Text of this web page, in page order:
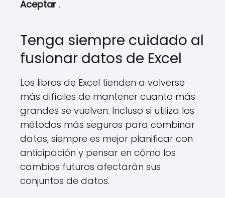
Aceptar .
Tenga siempre cuidado al
fusionar datos de Excel
Los libros de Excel tienden a volverse
más difíciles de mantener cuanto más
grandes se vuelven. Incluso si utiliza los
métodos más seguros para combinar
datos, siempre es mejor planificar con
anticipación y pensar en cómo los
cambios futuros afectarán sus
conjuntos de datos.